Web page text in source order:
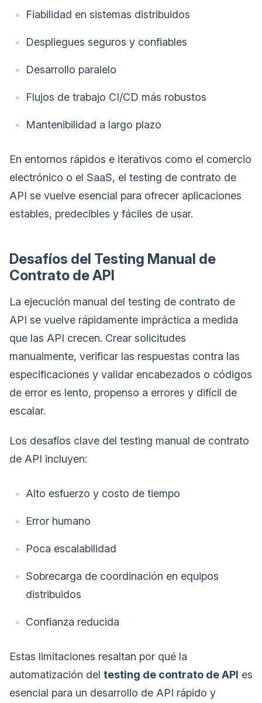
Fiabilidad en sistemas distribuidos
Despliegues seguros y confiables
Desarrollo paralelo
Flujos de trabajo CI/CD más robustos
Mantenibilidad a largo plazo
En entornos rápidos e iterativos como el comercio
electrónico o el SaaS, el testing de contrato de
API se vuelve esencial para ofrecer aplicaciones
estables, predecibles y fáciles de usar.
Desafíos del Testing Manual de
Contrato de API
La ejecución manual del testing de contrato de
API se vuelve rápidamente impráctica a medida
que las API crecen. Crear solicitudes
manualmente, verificar las respuestas contra las
especificaciones y validar encabezados o códigos
de error es lento, propenso a errores y difícil de
escalar.
Los desafíos clave del testing manual de contrato
de API incluyen:
Alto esfuerzo y costo de tiempo
Error humano
Poca escalabilidad
Sobrecarga de coordinación en equipos
distribuidos
Confianza reducida
Estas limitaciones resaltan por qué la
automatización del testing de contrato de API es
esencial para un desarrollo de API rápido y